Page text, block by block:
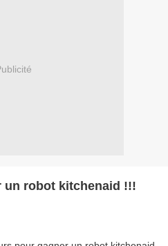
un robot kitchenaid !!!